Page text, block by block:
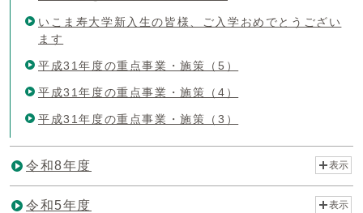
いこま寿大学新入生の皆様、ご入学おめでとうござい
ます
平成31年度の重点事業・施策（5）
平成31年度の重点事業・施策（4）
平成31年度の重点事業・施策（3）
令和8年度 表示
令和5年度 表示